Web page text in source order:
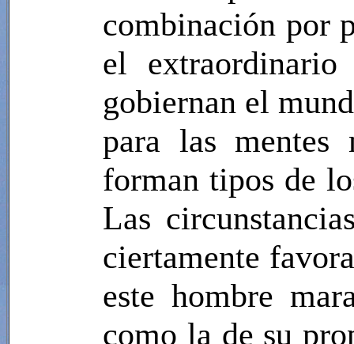
combinación por
el
gobiernan el
para las mentes
forman tipos de
Las
ciertamente
este hombre
como la de su